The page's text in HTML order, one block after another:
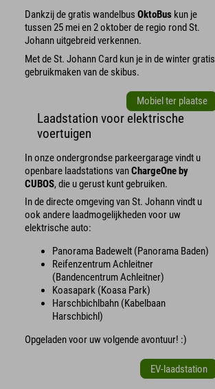
Dankzij de gratis wandelbus OktoBus kun je
tussen 25 mei en 2 oktober de regio rond St.
Johann uitgebreid verkennen.
Met de St. Johann Card kun je in de winter gratis
gebruikmaken van de skibus.
Mobiel ter plaatse
Laadstation voor elektrische
voertuigen
In onze ondergrondse parkeergarage vindt u
openbare laadstations vanChargeOne by
CUBOS, die u gerust kunt gebruiken.
In de directe omgeving van St. Johann vindt u
ook andere laadmogelijkheden voor uw
elektrische auto:
Panorama Badewelt (Panorama Baden)
Reifenzentrum Achleitner
(Bandencentrum Achleitner)
Koasapark (Koasa Park)
Harschbichlbahn (Kabelbaan
Harschbichl)
Opgeladen voor uw volgende avontuur! :)
EV-laadstation